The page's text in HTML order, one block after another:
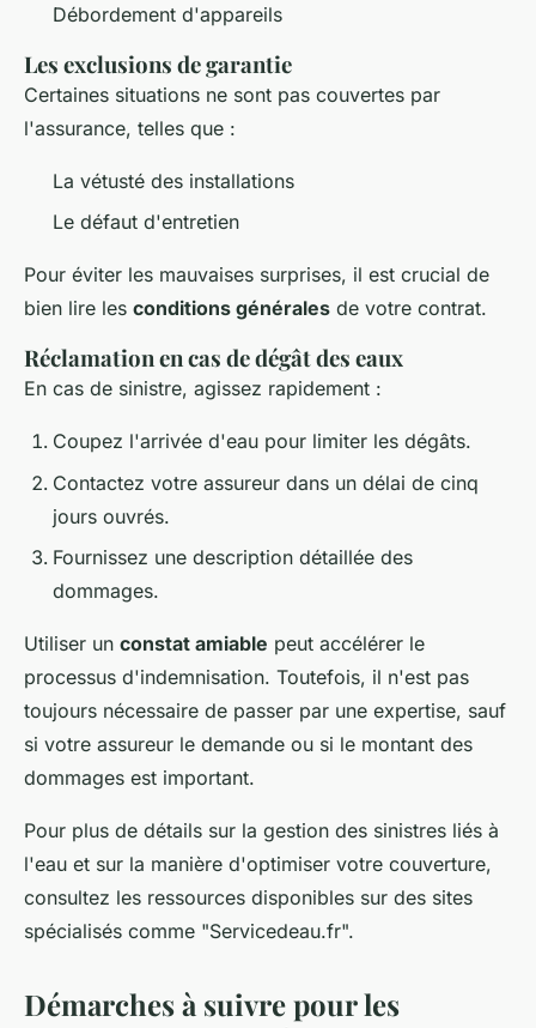
Débordement d'appareils
Les exclusions de garantie
Certaines situations ne sont pas couvertes par
l'assurance, telles que :
La vétusté des installations
Le défaut d'entretien
Pour éviter les mauvaises surprises, il est crucial de
bien lire les conditions générales de votre contrat.
Réclamation en cas de dégât des eaux
En cas de sinistre, agissez rapidement :
Coupez l'arrivée d'eau pour limiter les dégâts.
Contactez votre assureur dans un délai de cinq
jours ouvrés.
Fournissez une description détaillée des
dommages.
Utiliser un constat amiable peut accélérer le
processus d'indemnisation. Toutefois, il n'est pas
toujours nécessaire de passer par une expertise, sauf
si votre assureur le demande ou si le montant des
dommages est important.
Pour plus de détails sur la gestion des sinistres liés à
l'eau et sur la manière d'optimiser votre couverture,
consultez les ressources disponibles sur des sites
spécialisés comme "Servicedeau.fr".
Démarches à suivre pour les